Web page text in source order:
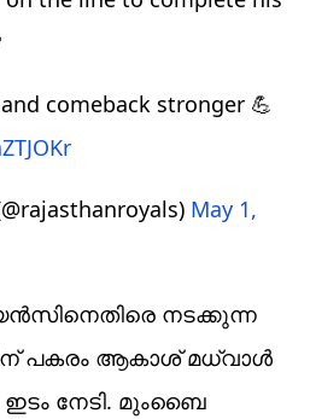
comeback stronger 💪
May 1,
നടക്കുന്ന
പകരം ആകാശ് മധ്‌വാള്‍
നേടി. മുംബൈ